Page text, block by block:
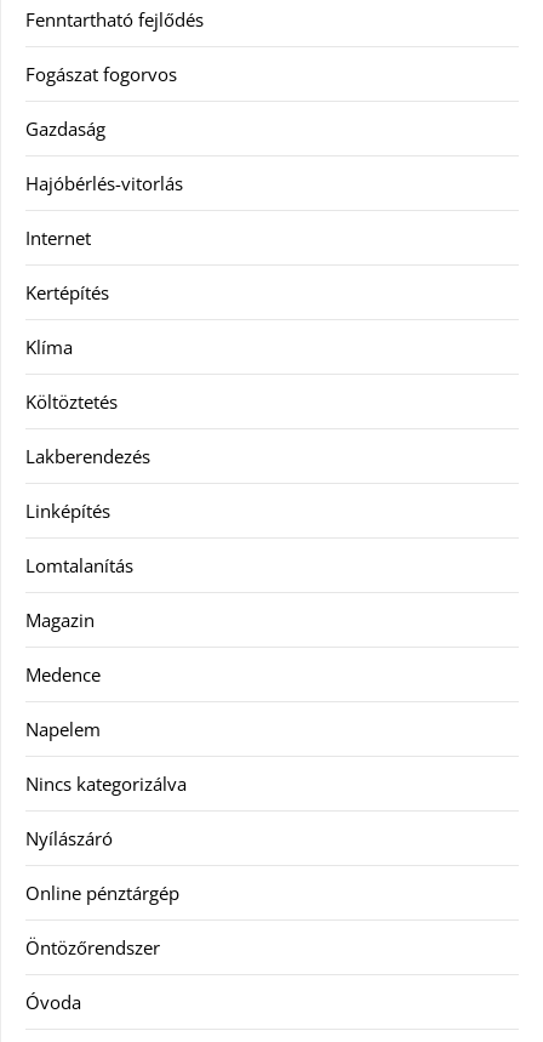
Fenntartható fejlődés
Fogászat fogorvos
Gazdaság
Hajóbérlés-vitorlás
Internet
Kertépítés
Klíma
Költöztetés
Lakberendezés
Linképítés
Lomtalanítás
Magazin
Medence
Napelem
Nincs kategorizálva
Nyílászáró
Online pénztárgép
Öntözőrendszer
Óvoda